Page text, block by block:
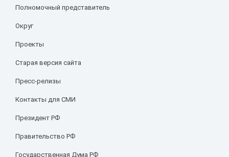
Полномочный представитель
Округ
Проекты
Старая версия сайта
Пресс-релизы
Контакты для СМИ
Президент РФ
Правительство РФ
Государственная Дума РФ